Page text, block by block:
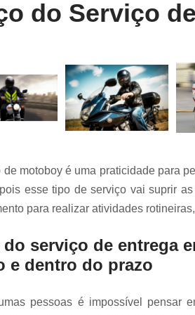
do Serviço
de motoboy é uma praticidade para
esse tipo de serviço vai suprir
para realizar atividades
do serviço de entrega
e dentro do prazo
pessoas é impossível pensar